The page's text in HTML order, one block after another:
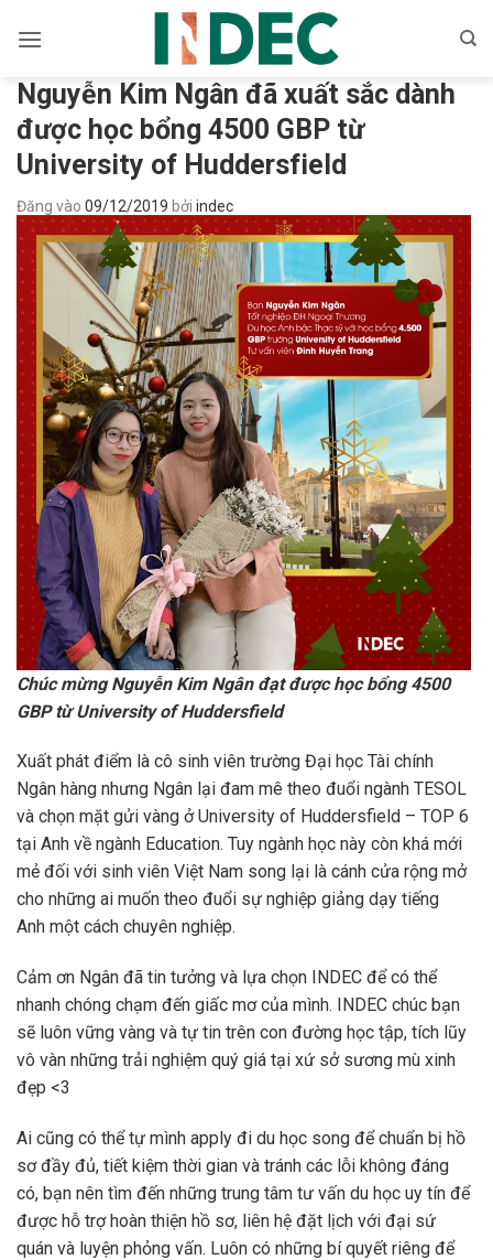
qua
dungNguyễn Kim Ngân đã xuất sắc dành
được học bổng 4500 GBP từ
University of Huddersfield
Đăng vào 09/12/2019 bởi indec
Chúc mừng Nguyễn Kim Ngân đạt được học bổng 4500
GBP từ University of Huddersfield
Xuất phát điểm là cô sinh viên trường Đại học Tài chính
Ngân hàng nhưng Ngân lại đam mê theo đuổi ngành TESOL
và chọn mặt gửi vàng ở University of Huddersfield – TOP 6
tại Anh về ngành Education. Tuy ngành học này còn khá mới
mẻ đối với sinh viên Việt Nam song lại là cánh cửa rộng mở
cho những ai muốn theo đuổi sự nghiệp giảng dạy tiếng
Anh một cách chuyên nghiệp.
Cảm ơn Ngân đã tin tưởng và lựa chọn INDEC để có thể
nhanh chóng chạm đến giấc mơ của mình. INDEC chúc bạn
sẽ luôn vững vàng và tự tin trên con đường học tập, tích lũy
vô vàn những trải nghiệm quý giá tại xứ sở sương mù xinh
đẹp <3
Ai cũng có thể tự mình apply đi du học song để chuẩn bị hồ
sơ đầy đủ, tiết kiệm thời gian và tránh các lỗi không đáng
có, bạn nên tìm đến những trung tâm tư vấn du học uy tín để
được hỗ trợ hoàn thiện hồ sơ, liên hệ đặt lịch với đại sứ
quán và luyện phỏng vấn. Luôn có những bí quyết riêng để